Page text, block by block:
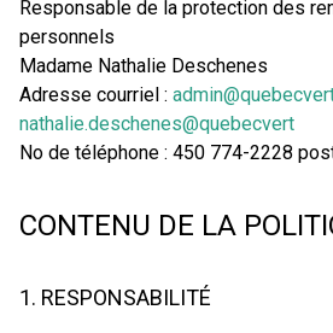
Responsable de la protection des
personnels
Madame Nathalie Deschenes
Adresse courriel :
nathalie.deschenes@quebecvert
No de téléphone : 450 774-2228
CONTENU DE LA
1. RESPONSABILITÉ